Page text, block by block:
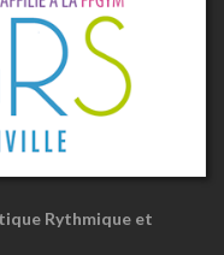
Rythmique et